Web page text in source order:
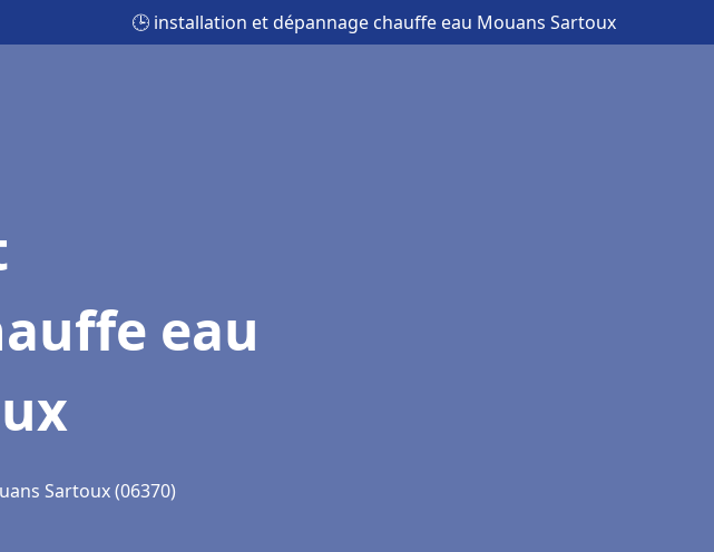
🕒 installation et dépannage chauffe eau Mouans Sartoux
eau
Sartoux (06370)